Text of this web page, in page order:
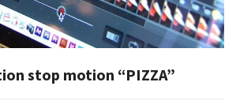
stop motion “PIZZA”